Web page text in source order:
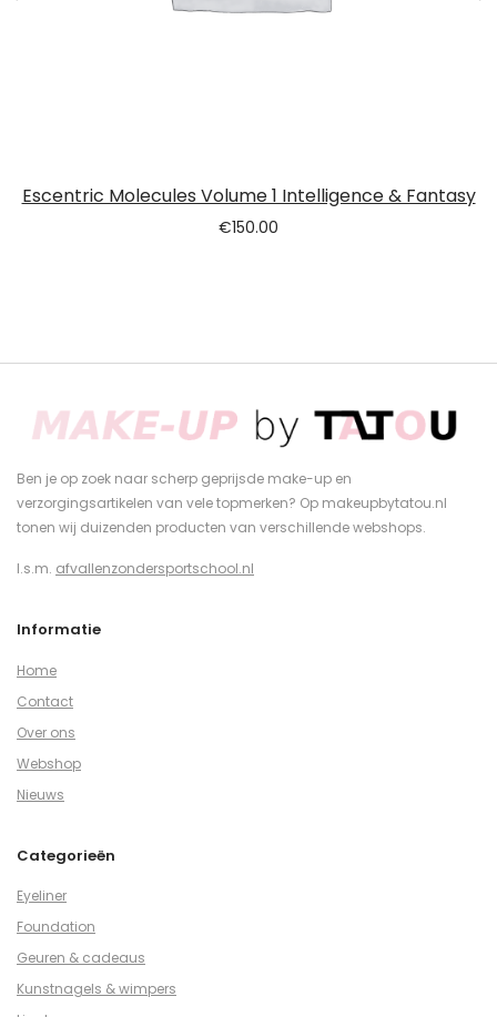
Escentric Molecules Volume 1 Intelligence & Fantasy
€150.00
Ben je op zoek naar scherp geprijsde make-up en
verzorgingsartikelen van vele topmerken? Op makeupbytatou.nl
tonen wij duizenden producten van verschillende webshops.
I.s.m. afvallenzondersportschool.nl
Informatie
Home
Contact
Over ons
Webshop
Nieuws
Categorieën
Eyeliner
Foundation
Geuren & cadeaus
Kunstnagels & wimpers